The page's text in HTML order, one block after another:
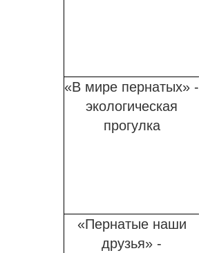
«В мире пернатых» -
экологическая
прогулка
«Пернатые наши
друзья» -